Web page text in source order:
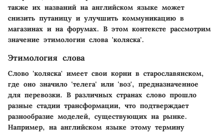
также их названий на английском языке может
снизить путаницу и улучшить коммуникацию в
магазинах и на форумах. В этом контексте рассмотрим
значение этимологии слова 'коляска'.
Этимология слова
Слово 'коляска' имеет свои корни в старославянском,
где оно значило 'телега' или 'воз', предназначенное
для перевозки. В различных странах слово прошло
разные стадии трансформации, что подтверждает
разнообразие моделей, существующих на рынке.
Например, на английском языке этому термину